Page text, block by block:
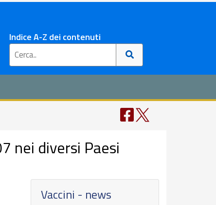
Indice A-Z dei contenuti
nei diversi Paesi
Vaccini - news